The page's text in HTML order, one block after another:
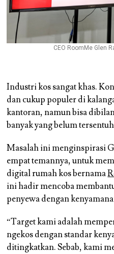
CEO RoomMe Glen
Industri kos sangat khas.
dan cukup populer di
kantoran, namun bisa
banyak yang belum
Masalah ini menginspirasi
empat temannya, untuk
digital rumah kos bernama
ini hadir mencoba
penyewa dengan
“Target kami adalah
ngekos dengan standar
ditingkatkan. Sebab, kami